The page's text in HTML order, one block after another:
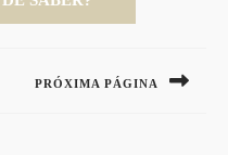
PRÓXIMA PÁGINA